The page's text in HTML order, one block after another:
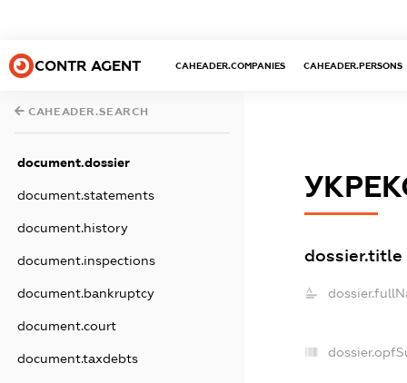
CONTR AGENT CAHEADER.COMPANIES CAHEADER.PERSONS
CAHEADER.SEARCH
document.dossier
document.statements
document.history
document.inspections
document.bankruptcy
document.court
document.taxdebts
dossier.title